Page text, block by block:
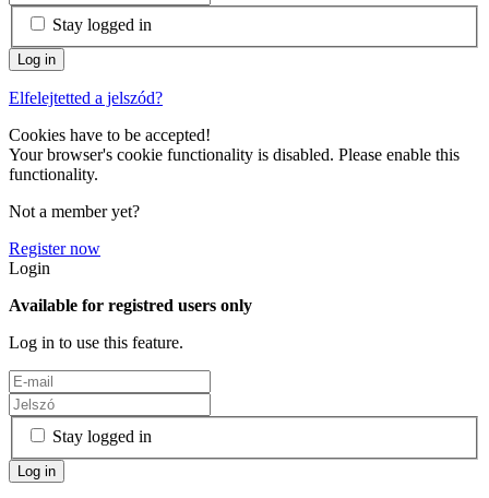
Stay logged in
Elfelejtetted a jelszód?
Cookies have to be accepted!
Your browser's cookie functionality is disabled. Please enable this
functionality.
Not a member yet?
Register now
Login
Available for registred users only
Log in to use this feature.
Stay logged in